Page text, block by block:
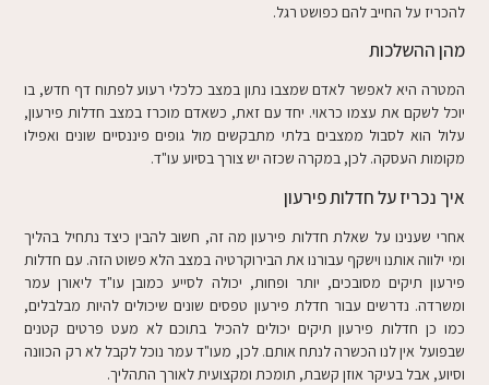
להכריז על החייב להם כפושט רגל.
מהן ההשלכות
המטרה היא לאפשר לאדם שמצבו נתון במצב כלכלי רעוע לפתוח דף חדש, בו
יוכל לשקם את עצמו כראוי. יחד עם זאת, כשאדם מוכרז במצב חדלות פירעון,
עלול הוא לסבול ממצבים בלתי מתבקשים מול גופים פיננסיים שונים ואפילו
מקומות העסקה. לכן, במקרה שכזה יש צורך בסיוע עו"ד.
איך נכריז על חדלות פירעון
אחרי שענינו על שאלת חדלות פירעון מה זה, חשוב להבין כיצד נתחיל בהליך
ומי ילווה אותנו וישקף עבורנו את הבירוקרטיה במצב הלא פשוט הזה. עם חדלות
פירעון תיקים מסובכים, יותר ופחות, יכולה לסייע כמובן עו"ד ליאורן עמר
ומשרדה. נדרשים עבור חדלת פירעון טפסים שונים שיכולים להיות מבלבלים,
כמו כן חדלות פירעון תיקים יכולים להכיל בתוכם לא מעט פרטים קטנים
שבפועל אין לנו הכשרה לנתח אותם. לכן, מעו"ד עמר נוכל לקבל לא רק הכוונה
וסיוע, אבל בעיקר אוזן קשבת, תומכת ומקצועית לאורך התהליך.